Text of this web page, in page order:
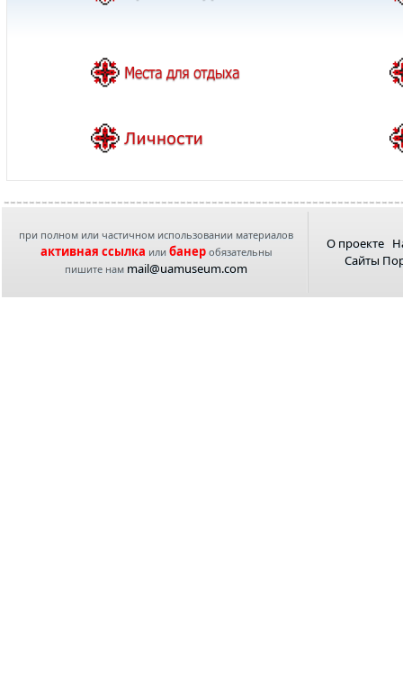
при полном или частичном использовании материалов
активная ссылка или банеробязательны
пишите нам mail@uamuseum.com
О проекте
Сайты